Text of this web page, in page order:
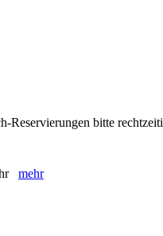
bitte
mehr